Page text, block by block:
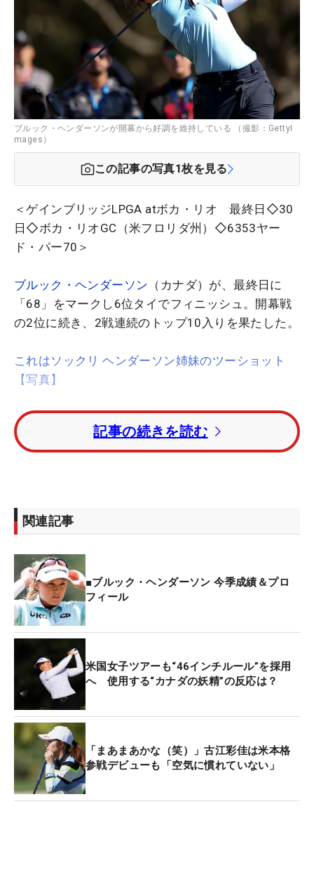
ブルック・ヘンダーソンが開幕から好調を維持している （撮影：GettyI
mages）
この記事の写真1枚を見る
＜ゲインブリッジLPGA atボカ・リオ 最終日◇30
日◇ボカ・リオGC（米フロリダ州）◇6353ヤー
ド・パー70＞
ブルック・ヘンダーソン （カナダ）が、最終日に
「68」をマークし6位タイでフィニッシュ。開幕戦
の2位に続き、2戦連続のトップ10入りを果たした。
これはソックリ ヘンダーソン姉妹のツーショット
【写真】
強風のなか行われた前日の「74」のうっぷんを晴ら
すように、前半から猛チャージ。3つ伸ばして迎え
た8番パー5ではイーグルを奪うなど上位を追いかけ
うと思ったの」。後半に入り1つスコアを落とし
「思い通りのフィニッシュにはならなかった」とい
振り返る。
「マウベ、パティという2人の素晴らしい選手とプ
レーできたのは最高」と同伴競技者のプレーにも背
中を押された。この日は母国の先輩で32歳の
ベ・アイミー・ルブランと、昨年の「ANAインスピ
レーション」覇者、パティ・タバタナキト（タイ）
とプレー。特に小さい頃からよく知るカナダ人同士
で最終日を回れたことに感激したようで、「彼女の
プレーをいつも見て育ってきた。どんなプレーかも
分かっていたつもりだし、とても楽しかったわ」
と、これがプレー以外の面でも好影響を及ぼした。
記事の続きを読む
関連記事
■ブルック・ヘンダーソン 今季成績＆プロ
フィール
米国女子ツアーも“46インチルール”を採用
へ 使用する“カナダの妖精”の反応は？
「まあまあかな（笑）」古江彩佳は米本格
参戦デビューも「空気に慣れていない」